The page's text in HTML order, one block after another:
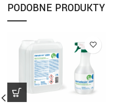
PODOBNE PRODUKTY